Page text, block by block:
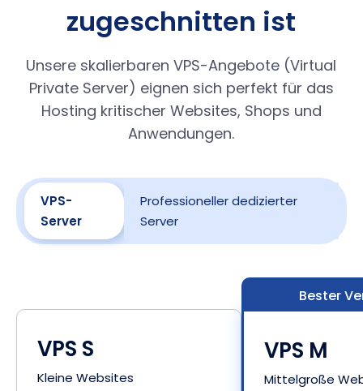
zugeschnitten ist
Unsere skalierbaren VPS-Angebote (Virtual
Private Server) eignen sich perfekt für das
Hosting kritischer Websites, Shops und
Anwendungen.
VPS-
Server
Professioneller dedizierter
Server
VPS S
Kleine Websites
Bester
VPS M
Mittelgroße